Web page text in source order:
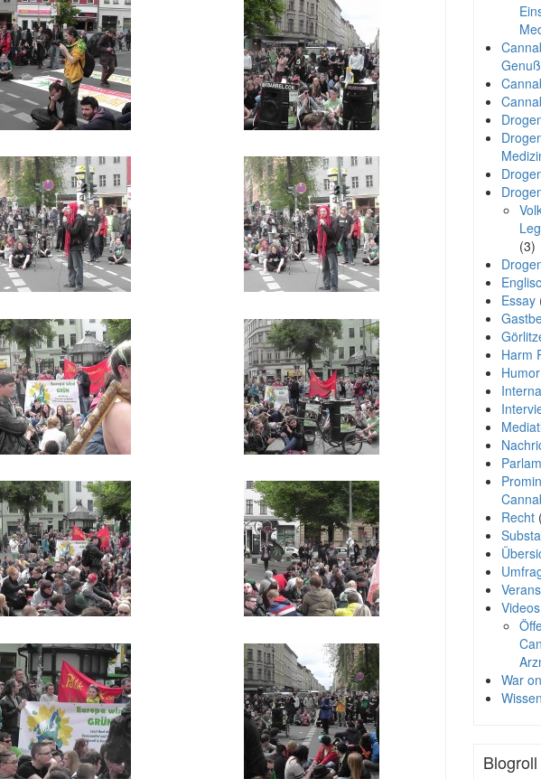
(3)
Essay
Harm
Humor
Recht
Videos
War
Blogroll